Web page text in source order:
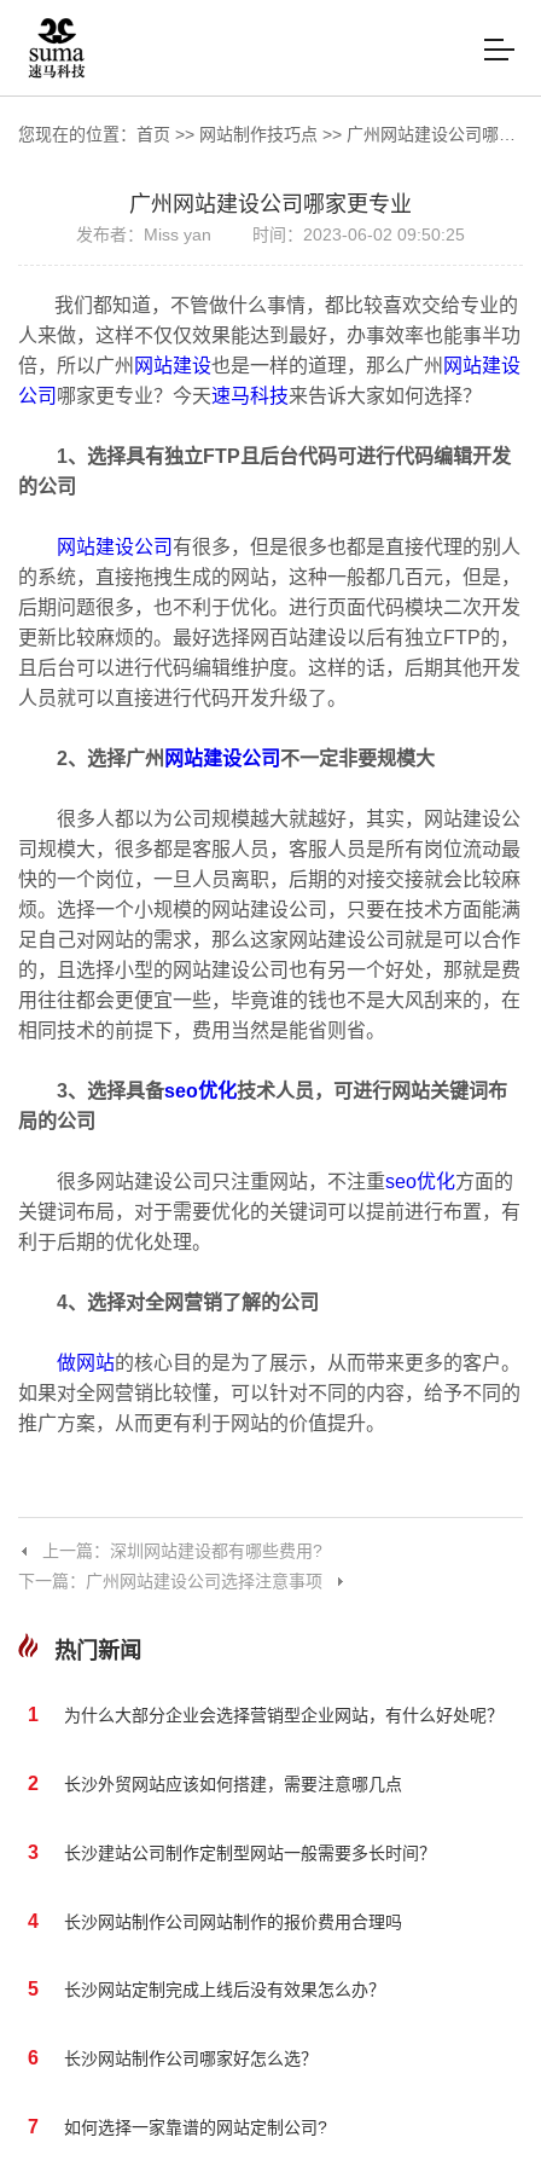
您现在的位置： 首页 >> 网站制作技巧点 >> 广州网站建设公司哪家更专业
广州网站建设公司哪家更专业
发布者：Miss yan 时间：2023-06-02 09:50:25
我们都知道，不管做什么事情，都比较喜欢交给专业的
人来做，这样不仅仅效果能达到最好，办事效率也能事半功
倍，所以广州 网站建设也是一样的道理，那么广州 网站建设
公司 哪家更专业？今天速马科技来告诉大家如何选择？
1、选择具有独立FTP且后台代码可进行代码编辑开发
的公司
网站建设公司 有很多，但是很多也都是直接代理的别人
的系统，直接拖拽生成的网站，这种一般都几百元，但是，
后期问题很多，也不利于优化。进行页面代码模块二次开发
更新比较麻烦的。最好选择网百站建设以后有独立FTP的，
且后台可以进行代码编辑维护度。这样的话，后期其他开发
人员就可以直接进行代码开发升级了。
2、选择广州 网站建设公司不一定非要规模大
很多人都以为公司规模越大就越好，其实，网站建设公
司规模大，很多都是客服人员，客服人员是所有岗位流动最
快的一个岗位，一旦人员离职，后期的对接交接就会比较麻
烦。选择一个小规模的网站建设公司，只要在技术方面能满
足自己对网站的需求，那么这家网站建设公司就是可以合作
的，且选择小型的网站建设公司也有另一个好处，那就是费
用往往都会更便宜一些，毕竟谁的钱也不是大风刮来的，在
相同技术的前提下，费用当然是能省则省。
3、选择具备seo优化技术人员，可进行网站关键词布
局的公司
很多网站建设公司只注重网站，不注重seo优化方面的
关键词布局，对于需要优化的关键词可以提前进行布置，有
利于后期的优化处理。
4、选择对全网营销了解的公司
做网站的核心目的是为了展示，从而带来更多的客户。
如果对全网营销比较懂，可以针对不同的内容，给予不同的
推广方案，从而更有利于网站的价值提升。
上一篇：深圳网站建设都有哪些费用?
下一篇：广州网站建设公司选择注意事项
热门新闻
1 为什么大部分企业会选择营销型企业网站，有什么好处呢？
2 长沙外贸网站应该如何搭建，需要注意哪几点
3 长沙建站公司制作定制型网站一般需要多长时间？
4 长沙网站制作公司网站制作的报价费用合理吗
5 长沙网站定制完成上线后没有效果怎么办？
6 长沙网站制作公司哪家好怎么选？
7 如何选择一家靠谱的网站定制公司?